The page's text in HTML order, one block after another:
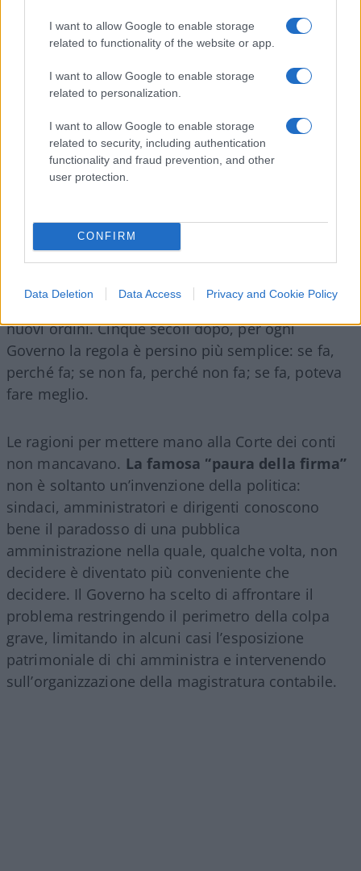
I want to allow Google to enable storage
related to functionality of the website or app.
I want to allow Google to enable storage
related to personalization.
I want to allow Google to enable storage
related to security, including authentication
functionality and fraud prevention, and other
user protection.
CONFIRM
Data Deletion Data Access Privacy and Cookie Policy
Machiavelli,davanti alla recente riforma della
Corte dei conti, avrebbe probabilmente ricordato
che nulla è «più difficile a trattare» che introdurre
nuovi ordini. Cinque secoli dopo, per ogni
Governo la regola è persino più semplice: se fa,
perché fa; se non fa, perché non fa; se fa, poteva
fare meglio.
Le ragioni per mettere mano alla Corte dei conti
non mancavano. La famosa “paura della firma”
non è soltanto un’invenzione della politica:
sindaci, amministratori e dirigenti conoscono
bene il paradosso di una pubblica
amministrazione nella quale, qualche volta, non
decidere è diventato più conveniente che
decidere. Il Governo ha scelto di affrontare il
problema restringendo il perimetro della colpa
grave, limitando in alcuni casi l’esposizione
patrimoniale di chi amministra e intervenendo
sull’organizzazione della magistratura contabile.